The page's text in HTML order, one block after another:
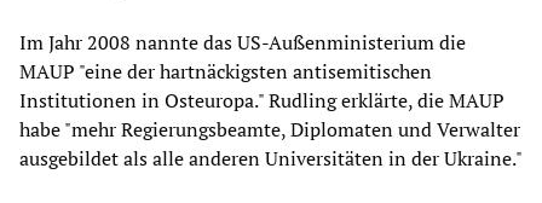
Im Jahr 2008 nannte das US-Außenministerium die
MAUP "eine der hartnäckigsten antisemitischen
Institutionen in Osteuropa." Rudling erklärte, die MAUP
habe "mehr Regierungsbeamte, Diplomaten und Verwalter
ausgebildet als alle anderen Universitäten in der Ukraine."